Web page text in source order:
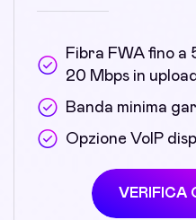
Fibra FWA fino a
20 Mbps in upload
Banda minima
Opzione VoIP
VERIFICA